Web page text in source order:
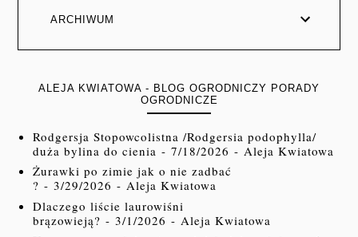
ARCHIWUM
ALEJA KWIATOWA - BLOG OGRODNICZY PORADY
OGRODNICZE
Rodgersja Stopowcolistna /Rodgersia podophylla/
duża bylina do cienia - 7/18/2026 - Aleja Kwiatowa
Żurawki po zimie jak o nie zadbać
? - 3/29/2026 - Aleja Kwiatowa
Dlaczego liście laurowiśni
brązowieją? - 3/1/2026 - Aleja Kwiatowa